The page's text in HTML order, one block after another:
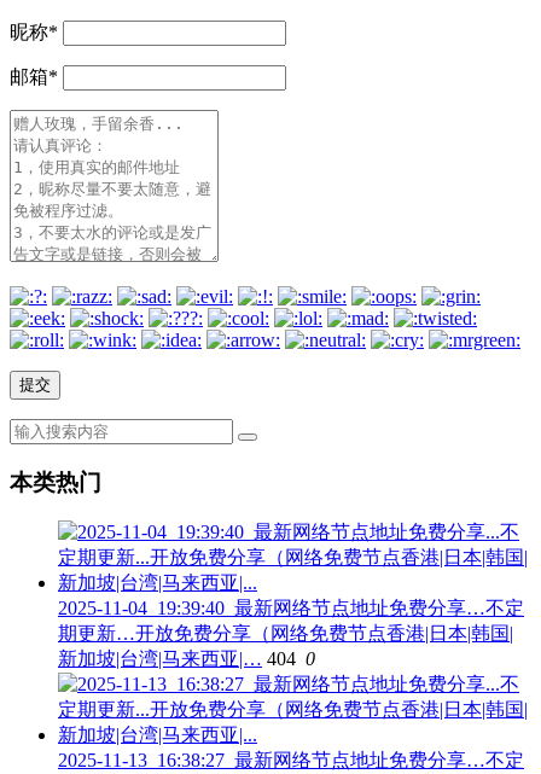
昵称*
邮箱*
本类热门
2025-11-04_19:39:40_最新网络节点地址免费分享…不定
期更新…开放免费分享（网络免费节点香港|日本|韩国|
新加坡|台湾|马来西亚|… 404 0
2025-11-13_16:38:27_最新网络节点地址免费分享…不定